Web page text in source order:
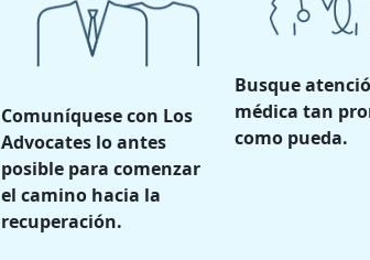
Comuníquese con Los
Advocates lo antes
posible para comenzar
el camino hacia la
recuperación.
Busque
médica tan
como pueda.